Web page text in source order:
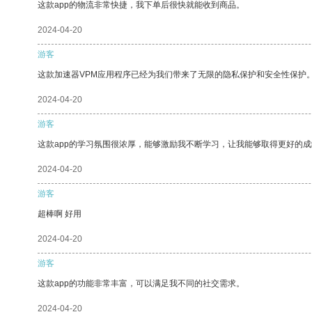
这款app的物流非常快捷，我下单后很快就能收到商品。
2024-04-20
游客
这款加速器VPM应用程序已经为我们带来了无限的隐私保护和安全性保护
2024-04-20
游客
这款app的学习氛围很浓厚，能够激励我不断学习，让我能够取得更好的
2024-04-20
游客
超棒啊 好用
2024-04-20
游客
这款app的功能非常丰富，可以满足我不同的社交需求。
2024-04-20